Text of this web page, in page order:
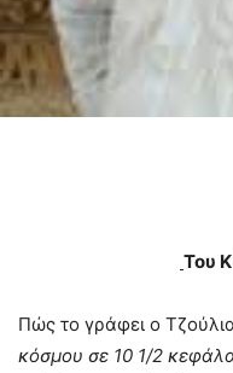
Του
Πώς το γράφει ο
κόσμου σε 10 1/2